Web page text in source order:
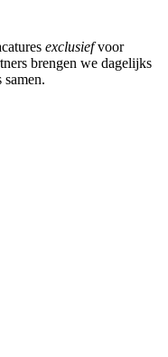
exclusiefvoor
brengen we dagelijks
samen.